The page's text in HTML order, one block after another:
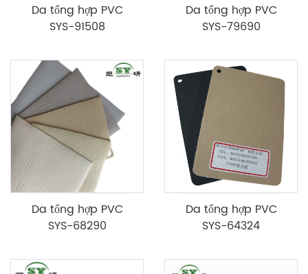
Da tổng hợp PVC
SYS-91508
Da tổng hợp PVC
SYS-79690
Da tổng hợp PVC
SYS-68290
Da tổng hợp PVC
SYS-64324